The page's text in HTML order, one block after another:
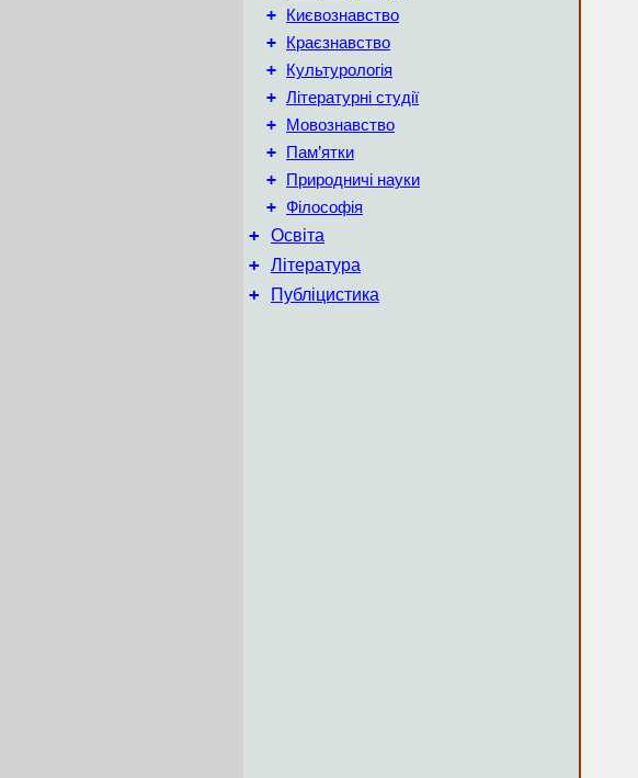
+ Києвознавство
+ Краєзнавство
+ Культурологія
+ Літературні студії
+ Мовознавство
+ Пам’ятки
+ Природничі науки
+ Філософія
+ Освіта
+ Література
+ Публіцистика